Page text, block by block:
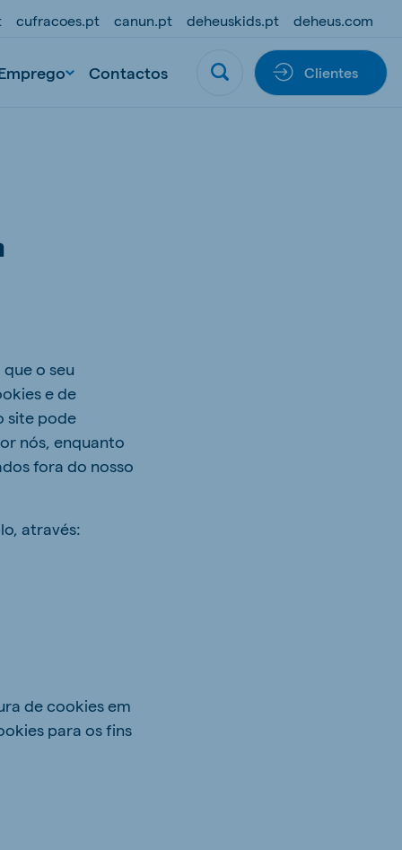
cufracoes.pt canun.pt deheuskids.pt deheus.com
Contactos Clientes
o seu
e de
site pode
nós, enquanto
fora do nosso
através:
de cookies em
para os fins